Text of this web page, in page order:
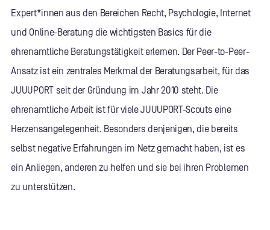
Expert*innen aus den Bereichen Recht, Psychologie, Internet
und Online-Beratung die wichtigsten Basics für die
ehrenamtliche Beratungstätigkeit erlernen. Der Peer-to-Peer-
Ansatz ist ein zentrales Merkmal der Beratungsarbeit, für das
JUUUPORT seit der Gründung im Jahr 2010 steht. Die
ehrenamtliche Arbeit ist für viele JUUUPORT-Scouts eine
Herzensangelegenheit. Besonders denjenigen, die bereits
selbst negative Erfahrungen im Netz gemacht haben, ist es
ein Anliegen, anderen zu helfen und sie bei ihren Problemen
zu unterstützen.